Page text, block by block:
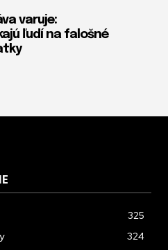
varuje:
ľudí na falošné
325
324